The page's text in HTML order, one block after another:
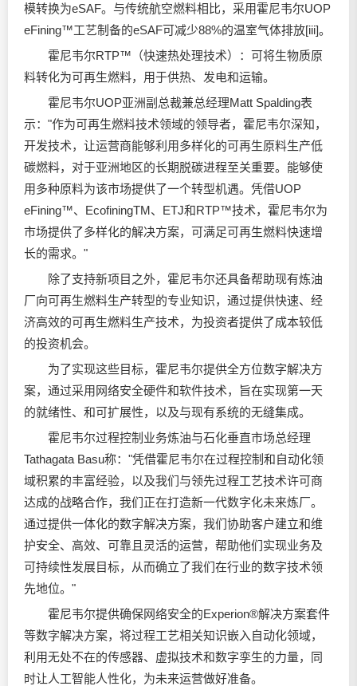
模转换为eSAF。与传统航空燃料相比，采用霍尼韦尔UOP
eFining™工艺制备的eSAF可减少88%的温室气体排放[iii]。
霍尼韦尔RTP™（快速热处理技术）：可将生物质原
料转化为可再生燃料，用于供热、发电和运输。
霍尼韦尔UOP亚洲副总裁兼总经理Matt Spalding表
示："作为可再生燃料技术领域的领导者，霍尼韦尔深知，
开发技术，让运营商能够利用多样化的可再生原料生产低
碳燃料，对于亚洲地区的长期脱碳进程至关重要。能够使
用多种原料为该市场提供了一个转型机遇。凭借UOP
eFining™、EcofiningTM、ETJ和RTP™技术，霍尼韦尔为
市场提供了多样化的解决方案，可满足可再生燃料快速增
长的需求。"
除了支持新项目之外，霍尼韦尔还具备帮助现有炼油
厂向可再生燃料生产转型的专业知识，通过提供快速、经
济高效的可再生燃料生产技术，为投资者提供了成本较低
的投资机会。
为了实现这些目标，霍尼韦尔提供全方位数字解决方
案，通过采用网络安全硬件和软件技术，旨在实现第一天
的就绪性、和可扩展性，以及与现有系统的无缝集成。
霍尼韦尔过程控制业务炼油与石化垂直市场总经理
Tathagata Basu称："凭借霍尼韦尔在过程控制和自动化领
域积累的丰富经验，以及我们与领先过程工艺技术许可商
达成的战略合作，我们正在打造新一代数字化未来炼厂。
通过提供一体化的数字解决方案，我们协助客户建立和维
护安全、高效、可靠且灵活的运营，帮助他们实现业务及
可持续性发展目标，从而确立了我们在行业的数字技术领
先地位。"
霍尼韦尔提供确保网络安全的Experion®解决方案套件
等数字解决方案，将过程工艺相关知识嵌入自动化领域，
利用无处不在的传感器、虚拟技术和数字孪生的力量，同
时让人工智能人性化，为未来运营做好准备。